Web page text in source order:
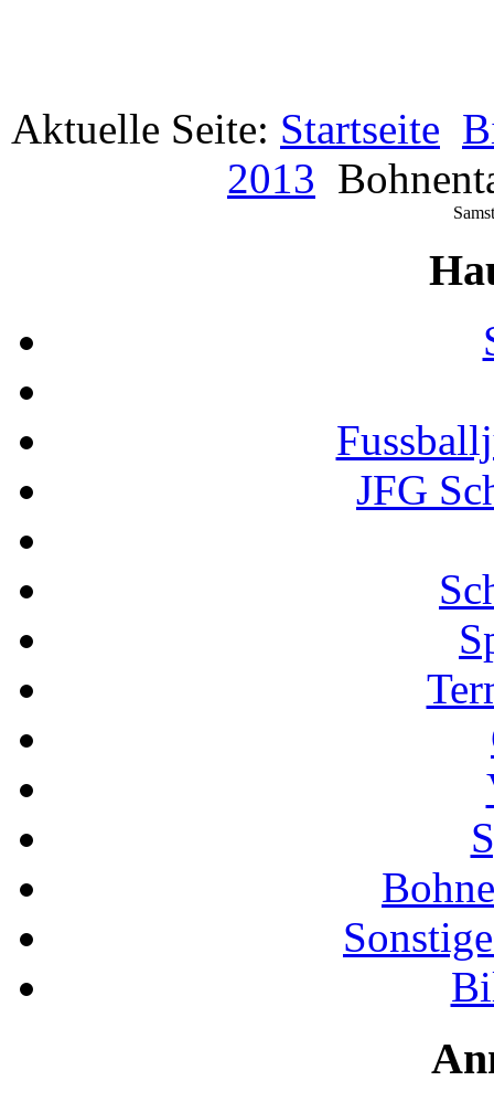
Aktuelle Seite: Startseite
2013
JFG